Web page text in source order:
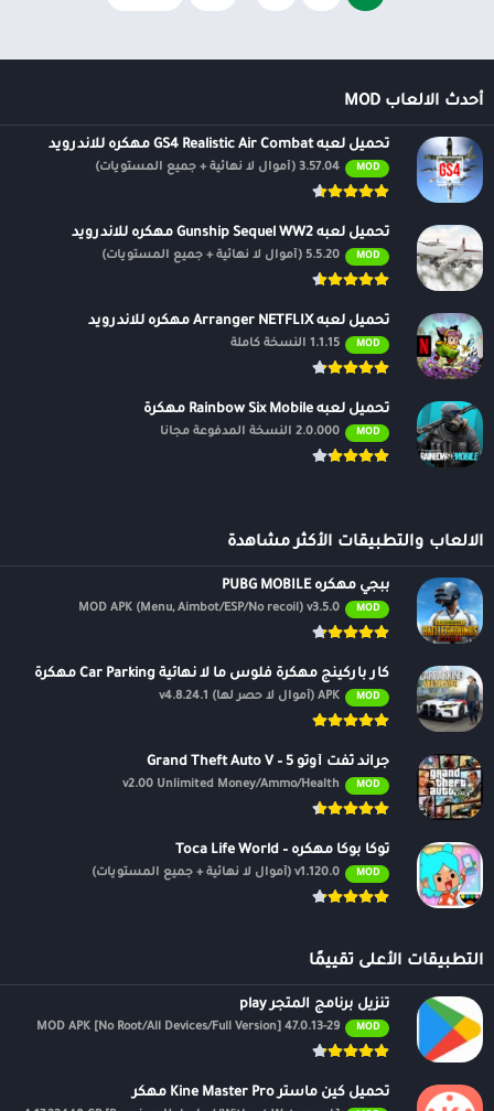
أحدث الالعاب MOD
تحميل لعبه GS4 Realistic Air Combat مهكره للاندرويد
MOD 3.57.04 (أموال لا نهائية + جميع المستويات)
تحميل لعبه Gunship Sequel WW2 مهكره للاندرويد
MOD 5.5.20 (أموال لا نهائية + جميع المستويات)
تحميل لعبه Arranger NETFLIX مهكره للاندرويد
MOD 1.1.15 النسخة كاملة
تحميل لعبه Rainbow Six Mobile مهكرة
MOD 2.0.000 النسخة المدفوعة مجانًا
الالعاب والتطبيقات الأكثر مشاهدة
ببجي مهكره PUBG MOBILE
MOD
MOD APK (Menu, Aimbot/ESP/No recoil) v3.5.0
كار باركينج مهكرة فلوس ما لا نهائية Car Parking مهكرة
MOD APK (أموال لا حصر لها) v4.8.24.1
جراند ثفت أوتو 5 – Grand Theft Auto V
MOD
v2.00 Unlimited Money/Ammo/Health
توكا بوكا مهكره – Toca Life World
MOD v1.120.0 (أموال لا نهائية + جميع المستويات)
التطبيقات الأعلى تقييمًا
تنزيل برنامج المتجر play
MOD
47.0.13-29 MOD APK [No Root/All Devices/Full Version]
تحميل كين ماستر Kine Master Pro مهكر